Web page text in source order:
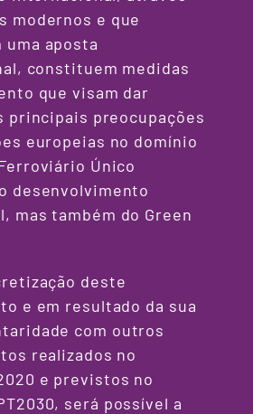
modernos e que
aposta
constituem medidas
que visam dar
principais preocupações
europeias no domínio
Único
desenvolvimento
mas também do Green
deste
e em resultado da sua
com outros
realizados no
e previstos no
será possível a